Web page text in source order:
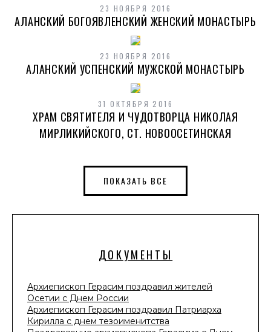
ДОКУМЕНТЫ
Архиепископ Герасим поздравил жителей
Осетии с Днем России
Архиепископ Герасим поздравил Патриарха
Кирилла с днем тезоименитства
23 НОЯБРЯ 2016
АЛАНСКИЙ БОГОЯВЛЕНСКИЙ ЖЕНСКИЙ МОНАСТЫРЬ
23 НОЯБРЯ 2016
АЛАНСКИЙ УСПЕНСКИЙ МУЖСКОЙ МОНАСТЫРЬ
31 ОКТЯБРЯ 2016
ХРАМ СВЯТИТЕЛЯ И ЧУДОТВОРЦА НИКОЛАЯ
МИРЛИКИЙСКОГО, СТ. НОВООСЕТИНСКАЯ
ПОКАЗАТЬ ВСЕ